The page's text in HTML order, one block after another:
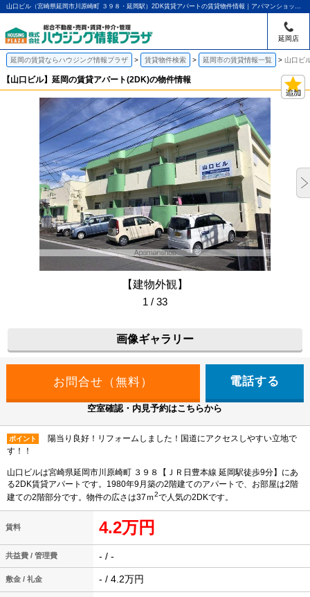
山口ビル（宮崎県延岡市川原崎町 ３９８・延岡駅）2DK賃貸アパートの賃貸物件情報｜アパマンショップ延岡店｜ハウジング情報プラザ
延岡店
延岡の賃貸ならハウジング情報プラザ 賃貸物件検索 延岡市の賃貸情報一覧 山口ビ
【山口ビル】延岡の賃貸アパート(2DK)の物件情報
【建物外観】
1 / 33
画像ギャラリー
電話する
空室確認・内見予約はこちらから
ポイント
陽当り良好！リフォームしました！国道にアクセスしやすい立地で
す！！
山口ビルは宮崎県延岡市川原崎町 ３９８【ＪＲ日豊本線 延岡駅徒歩9分】にあ
る2DK賃貸アパートです。1980年9月築の2階建てのアパートで、お部屋は2階
建ての2階部分です。物件の広さは37ｍ2で人気の2DKです。
賃料 4.2万円
共益費 / 管理費 - / -
敷金 / 礼金 - / 4.2万円